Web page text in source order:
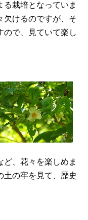
栽培となっていま
欠けるのですが、そ
ので、見ていて楽し
、花々を楽しめま
土の牢を見て、歴史